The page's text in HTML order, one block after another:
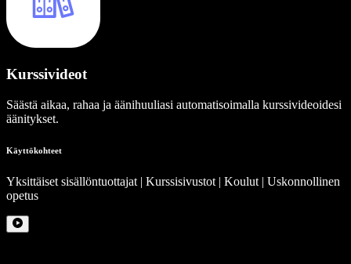
Kurssivideot
Säästä aikaa, rahaa ja äänihuuliasi automatisoimalla kurssivideoidesi
äänitykset.
Käyttökohteet
Yksittäiset sisällöntuottajat | Kurssisivustot | Koulut | Uskonnollinen
opetus